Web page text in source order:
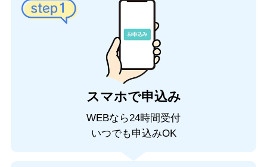
スマホで申込み
WEBなら24時間受付
いつでも申込みOK